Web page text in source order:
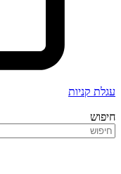
עגלת קניות
חיפוש